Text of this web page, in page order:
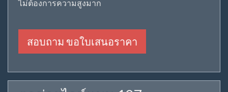
ไม่ต้องการความสูงมาก
สอบถาม ขอใบเสนอราคา